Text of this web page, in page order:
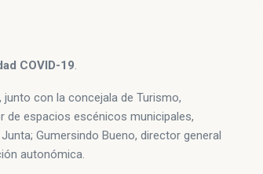
COVID-19.
con la concejala de Turismo,
de espacios escénicos municipales,
Gumersindo Bueno, director general
autonómica.